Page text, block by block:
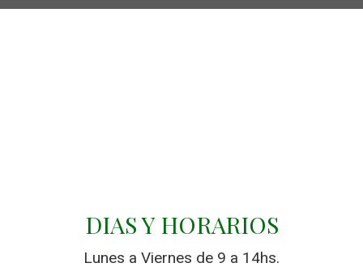
DIAS Y HORARIOS
Lunes a Viernes de 9 a 14hs.